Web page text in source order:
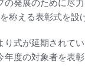
発展のために尽
称える表彰式を設
式が延期されて
度の対象者を表彰